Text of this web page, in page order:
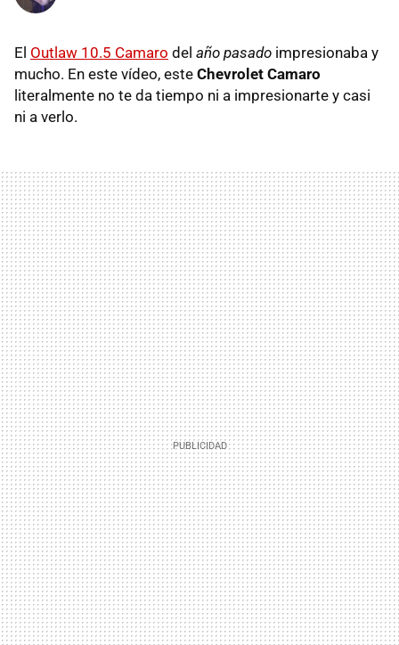
El Outlaw 10.5 Camaro del año pasado impresionaba y
mucho. En este vídeo, este Chevrolet Camaro
literalmente no te da tiempo ni a impresionarte y casi
ni a verlo.